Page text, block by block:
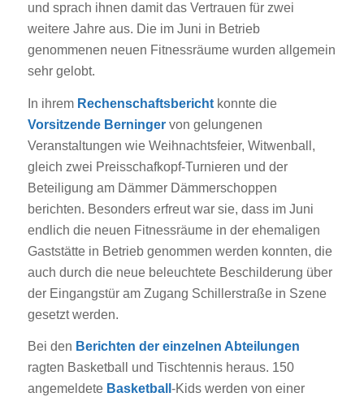
und sprach ihnen damit das Vertrauen für zwei
weitere Jahre aus. Die im Juni in Betrieb
genommenen neuen Fitnessräume wurden allgemein
sehr gelobt.
In ihrem Rechenschaftsberichtkonnte die
Vorsitzende Berningervon gelungenen
Veranstaltungen wie Weihnachtsfeier, Witwenball,
gleich zwei Preisschafkopf-Turnieren und der
Beteiligung am Dämmer Dämmerschoppen
berichten. Besonders erfreut war sie, dass im Juni
endlich die neuen Fitnessräume in der ehemaligen
Gaststätte in Betrieb genommen werden konnten, die
auch durch die neue beleuchtete Beschilderung über
der Eingangstür am Zugang Schillerstraße in Szene
gesetzt werden.
Bei den Berichten der einzelnen Abteilungen
ragten Basketball und Tischtennis heraus. 150
angemeldete Basketball -Kids werden von einer